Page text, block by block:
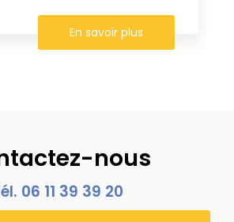
En savoir plus
nous
06 11 39 39 20